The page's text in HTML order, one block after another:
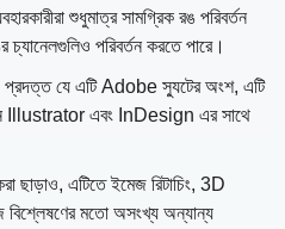
শুধুমাত্র সামগ্রিক রঙ পরিবর্তন
চ্যানেলগুলিও পরিবর্তন করতে পারে।
প্রদত্ত যে এটি Adobe স্যুটের অংশ, এটি
Illustrator এবং InDesign এর সাথে
ছাড়াও, এটিতে ইমেজ রিটাচিং, 3D
মতো অসংখ্য অন্যান্য